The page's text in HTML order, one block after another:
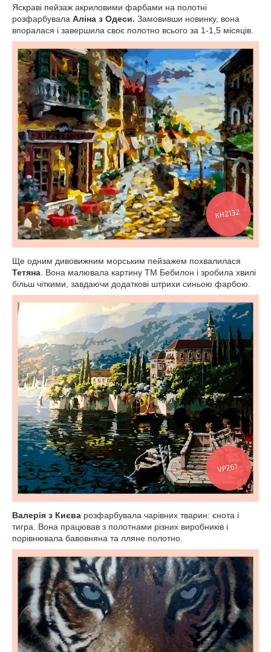
Яскраві пейзаж акриловими фарбами на полотні
розфарбувала Аліна з Одеси. Замовивши новинку, вона
впоралася і завершила своє полотно всього за 1-1,5 місяців.
Ще одним дивовижним морським пейзажем похвалилася
Тетяна. Вона малювала картину ТМ Бебилон і зробила хвилі
більш чіткими, завдаючи додаткові штрихи синьою фарбою.
Валерія з Києва розфарбувала чарівних тварин: єнота і
тигра. Вона працював з полотнами різних виробників і
порівнювала бавовняна та лляне полотно.